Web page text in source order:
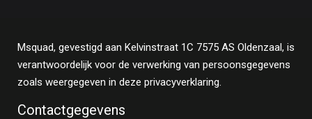
Msquad, gevestigd aan Kelvinstraat 1C 7575 AS Oldenzaal, is
verantwoordelijk voor de verwerking van persoonsgegevens
zoals weergegeven in deze privacyverklaring.
Contactgegevens